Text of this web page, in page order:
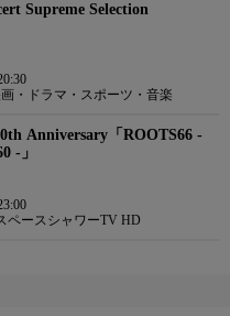
Supreme Selection
・ドラマ・スポーツ・音楽
Anniversary「ROOTS66 -
-」
ースシャワーTV HD